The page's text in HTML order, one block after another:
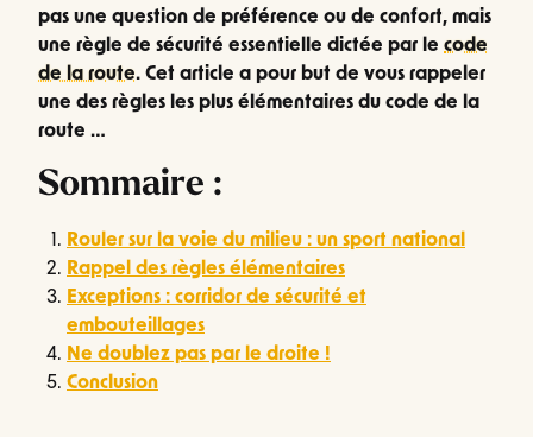
pas une question de préférence ou de confort, mais
une règle de sécurité essentielle dictée par le code
de la route. Cet article a pour but de vous rappeler
une des règles les plus élémentaires du code de la
route …
Sommaire :
Rouler sur la voie du milieu : un sport national
Rappel des règles élémentaires
Exceptions : corridor de sécurité et
embouteillages
Ne doublez pas par le droite !
Conclusion